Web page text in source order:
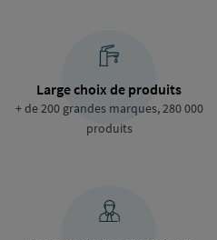
Large choix de produits
+ de 200 grandes marques, 280 000
produits